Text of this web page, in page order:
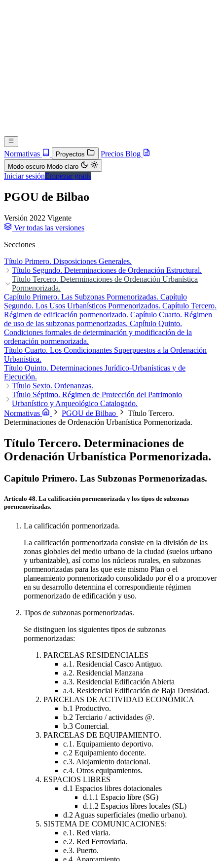
Normativas Proyectos Precios Blog
Modo oscuro Modo claro
Iniciar sesiónEmpezar gratis
PGOU de Bilbao
Versión 2022 Vigente
Ver todas las versiones
Secciones
Título Primero. Disposiciones Generales.
Título Segundo. Determinaciones de Ordenación Estructural.
Capítulo Primero. La Calificación Global.Capítulo Segundo.
Régimen General del Suelo No Urbanizable.
Régimen Jurídico, de Desarrollo y Ejecución de la Ordenación
Urbanística.Capítulo Cuarto. Vinculación Normativa de la
Ordenación Urbanística Estructural
Título Tercero. Determinaciones de Ordenación Urbanística
Pormenorizada.
Capítulo Primero. Las Subzonas Pormenorizadas. Capítulo
Segundo. Los Usos Urbanísticos Pormenorizados. Capítulo Tercero.
Régimen de edificación pormenorizado. Capítulo Cuarto. Régimen
de uso de las subzonas pormenorizadas. Capítulo Quinto.
Condiciones formales de determinación y modificación de la
ordenación pormenorizada.
Título Cuarto. Los Condicionantes Superpuestos a la Ordenación
Urbanística.
Título Quinto. Determinaciones Jurídico-Urbanísticas y de
Ejecución.
Título Sexto. Ordenanzas.
Capítulo Primero. Ordenanzas de Edificación.Subsección Primera.
Accesos y circulaciones.Subsección Segunda. Las plazas de
aparcamiento. Subsección Tercera. Condiciones técnicas
constructivas y de las instalaciones.Capítulo Segundo. Ordenanzas
Ordenanzas de hostelería.Capítulo Cuarto. Ordenanzas de redes y
servicios de telecomunicaciones.
Título Séptimo. Régimen de Protección del Patrimonio
Urbanístico y Arqueológico Catalogado.
Capítulo Primero. Criterios GeneralesCapítulo Segundo. Protección
Patrimonio EdificadoCapítulo Tercero. Protección de Locales
Ambiental y Conjuntos Urbanos Homogéneos.
Capítulo Quinto.
Elementos (No Edificaciones)Capítulo Sexto. Patrimonio
Arqueológico
Normativas PGOU de Bilbao
Título Tercero.
Determinaciones de Ordenación Urbanística Pormenorizada.
Título Tercero. Determinaciones de
Ordenación Urbanística Pormenorizada.
Capítulo Primero. Las Subzonas Pormenorizadas.
Artículo 48. La calificación pormenorizada y los tipos de subzonas
pormenorizadas.
La calificación pormenorizada.
La calificación pormenorizada consiste en la división de las
zonas globales del medio urbano de la ciudad (suelos urbano
y urbanizable), así como los núcleos rurales, en subzonas
pormenorizadas para las que este mismo Plan o el
planeamiento pormenorizado consolidado por él o a promover
en su desarrollo determina el correspondiente régimen
pormenorizado de edificación y uso.
Tipos de subzonas pormenorizadas.
Se distinguen los siguientes tipos de subzonas
pormenorizadas:
PARCELAS RESIDENCIALES
a.1. Residencial Casco Antiguo.
a.2. Residencial Manzana
a.3. Residencial Edificación Abierta
a.4. Residencial Edificación de Baja Densidad.
PARCELAS DE ACTIVIDAD ECONÓMICA
b.1 Productivo.
b.2 Terciario / actividades @.
b.3 Comercial.
PARCELAS DE EQUIPAMIENTO.
c.1. Equipamiento deportivo.
c.2 Equipamiento docente.
c.3. Alojamiento dotacional.
c.4. Otros equipamientos.
ESPACIOS LIBRES
d.1 Espacios libres dotacionales
d.1.1 Espacio libre (SG)
d.1.2 Espacios libres locales (SL)
d.2 Aguas superficiales (medio urbano).
SISTEMA DE COMUNICACIONES:
e.1. Red viaria.
e.2. Red Ferroviaria.
e.3. Puerto.